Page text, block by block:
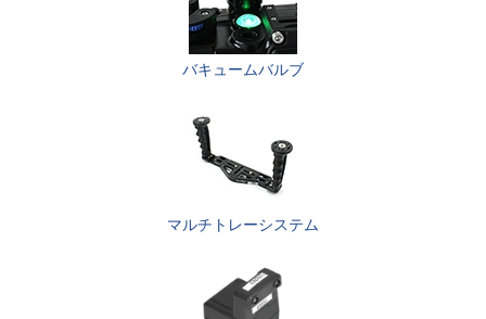
バキュームバルブ
マルチトレーシステム